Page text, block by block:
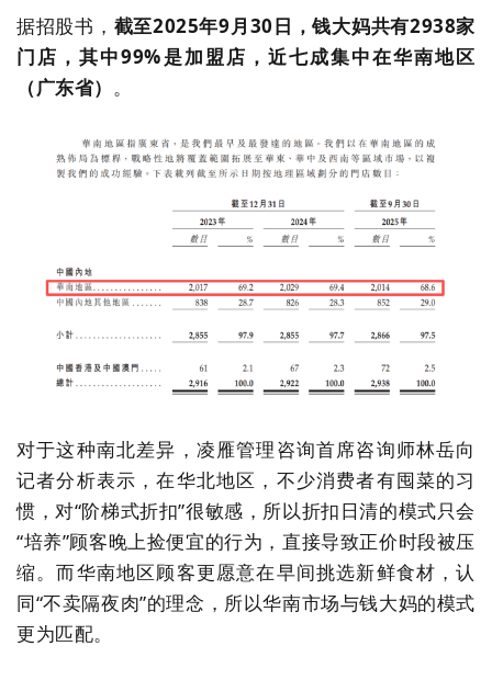
据招股书， 截至2025年9月30日，钱大妈共有2938家
门店，其中99%是加盟店，近七成集中在华南地区
（广东省） 。
对于这种南北差异，凌雁管理咨询首席咨询师林岳向
记者分析表示，在华北地区，不少消费者有囤菜的习
惯，对“阶梯式折扣”很敏感，所以折扣日清的模式只会
“培养”顾客晚上捡便宜的行为，直接导致正价时段被压
缩。而华南地区顾客更愿意在早间挑选新鲜食材，认
同“不卖隔夜肉”的理念，所以华南市场与钱大妈的模式
更为匹配。